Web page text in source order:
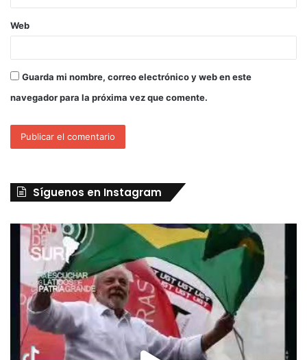
Web
Guarda mi nombre, correo electrónico y web en este
navegador para la próxima vez que comente.
Síguenos en Instagram